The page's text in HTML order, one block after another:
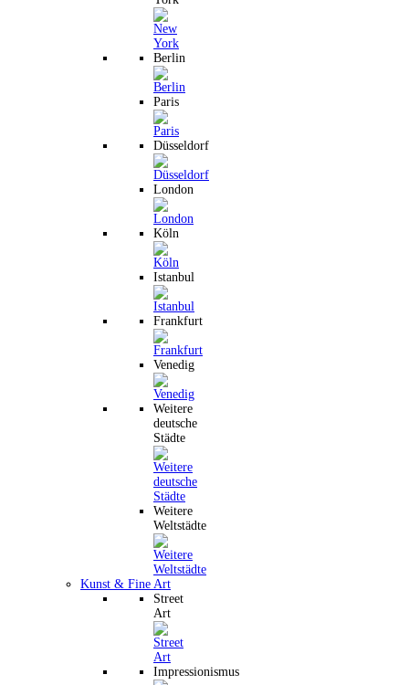
Berlin
Paris
Düsseldorf
London
Köln
Istanbul
Frankfurt
Venedig
Weitere
deutsche
Städte
Weitere
Weltstädte
Kunst & Fine Art
Street
Art
Impressionismus